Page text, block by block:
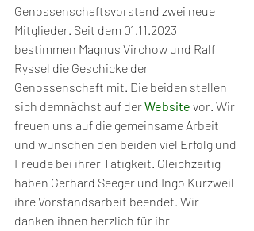
Genossenschaftsvorstand zwei neue
Mitglieder. Seit dem 01.11.2023
bestimmen Magnus Virchow und Ralf
Ryssel die Geschicke der
Genossenschaft mit. Die beiden stellen
sich demnächst auf der Website vor. Wir
freuen uns auf die gemeinsame Arbeit
und wünschen den beiden viel Erfolg und
Freude bei ihrer Tätigkeit. Gleichzeitig
haben Gerhard Seeger und Ingo Kurzweil
ihre Vorstandsarbeit beendet. Wir
danken ihnen herzlich für ihr